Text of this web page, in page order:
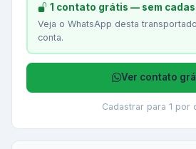
1 contato grátis — sem
Veja o WhatsApp desta
conta.
Ver contato
Cadastrar para 1 por